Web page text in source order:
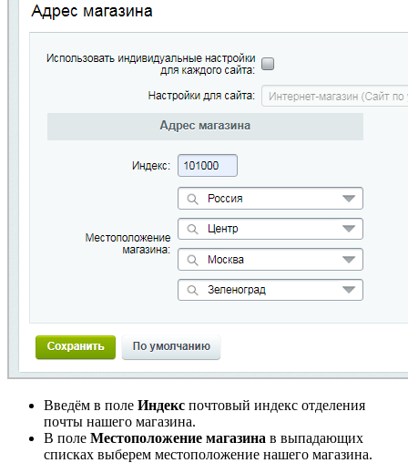
Введём в поле Индекс почтовый индекс отделения
почты нашего магазина.
В поле Местоположение магазина в выпадающих
списках выберем местоположение нашего магазина.